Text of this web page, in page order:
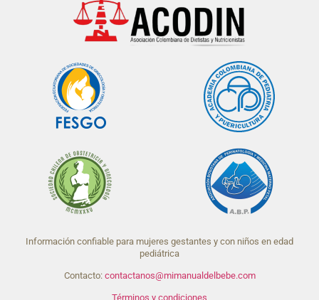
Información confiable para mujeres gestantes y con niños en edad
pediátrica
Contacto: contactanos@mimanualdelbebe.com
Términos y condiciones